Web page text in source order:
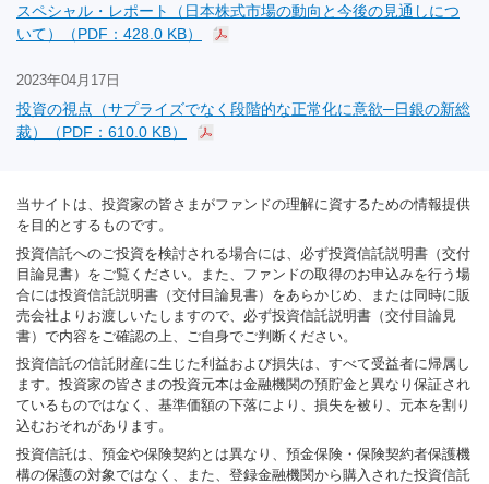
スペシャル・レポート（日本株式市場の動向と今後の見通しにつ
いて）（PDF：428.0 KB）
2023年04月17日
投資の視点（サプライズでなく段階的な正常化に意欲─日銀の新総
裁）（PDF：610.0 KB）
当サイトは、投資家の皆さまがファンドの理解に資するための情報提供
を目的とするものです。
投資信託へのご投資を検討される場合には、必ず投資信託説明書（交付
目論見書）をご覧ください。また、ファンドの取得のお申込みを行う場
合には投資信託説明書（交付目論見書）をあらかじめ、または同時に販
売会社よりお渡しいたしますので、必ず投資信託説明書（交付目論見
書）で内容をご確認の上、ご自身でご判断ください。
投資信託の信託財産に生じた利益および損失は、すべて受益者に帰属し
ます。投資家の皆さまの投資元本は金融機関の預貯金と異なり保証され
ているものではなく、基準価額の下落により、損失を被り、元本を割り
込むおそれがあります。
投資信託は、預金や保険契約とは異なり、預金保険・保険契約者保護機
構の保護の対象ではなく、また、登録金融機関から購入された投資信託